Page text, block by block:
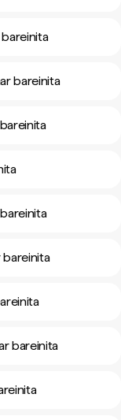
bareinita
bareinita
bareinita